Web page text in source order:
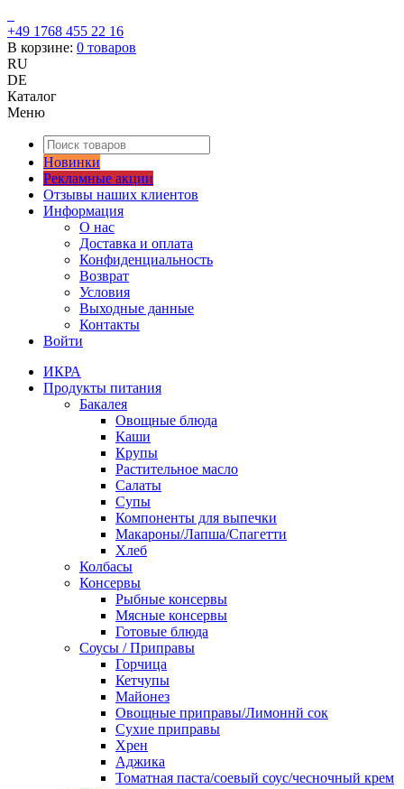
+49 1768 455 22 16
В корзине: 0 товаров
RU
DE
Каталог
Меню
Новинки
Рекламные акции
Отзывы наших клиентов
Информация
О нас
Доставка и оплата
Конфиденциальность
Возврат
Условия
Выходные данные
Контакты
Войти
ИКРА
Продукты питания
Бакалея
Овощные блюда
Каши
Крупы
Растительное масло
Салаты
Супы
Компоненты для выпечки
Макароны/Лапша/Спагетти
Хлеб
Колбасы
Консервы
Рыбные консервы
Мясные консервы
Готовые блюда
Соусы / Приправы
Горчица
Кетчупы
Майонез
Овощные приправы/Лимоннй сок
Сухие приправы
Хрен
Аджика
Томатная паста/соевый соус/чесночный крем